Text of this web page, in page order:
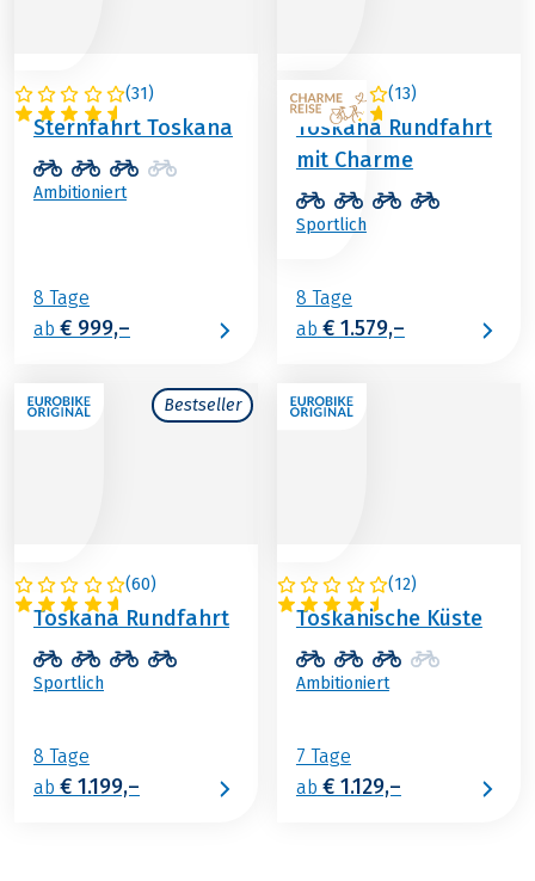
(31)
ITALIEN
Sternfahrt Toskana
Ambitioniert
8 Tage
ab € 999,–
(13)
ITALIEN
Toskana Rundfahrt
mit Charme
Sportlich
8 Tage
ab € 1.579,–
Bestseller
(60)
ITALIEN
Toskana Rundfahrt
Sportlich
8 Tage
ab € 1.199,–
(12)
ITALIEN
Toskanische Küste
Ambitioniert
7 Tage
ab € 1.129,–